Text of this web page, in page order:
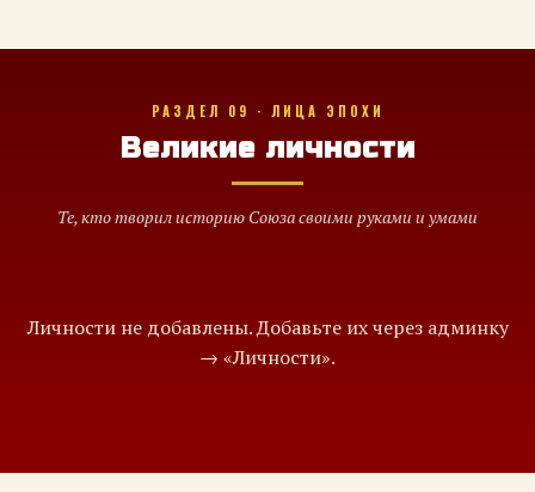
РАЗДЕЛ 09 · ЛИЦА ЭПОХИ
Великие личности
Те, кто творил историю Союза своими руками и умами
Личности не добавлены. Добавьте их через админку
→ «Личности».